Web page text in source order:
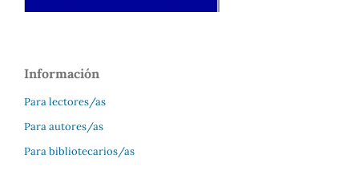
Información
Para lectores/as
Para autores/as
Para bibliotecarios/as